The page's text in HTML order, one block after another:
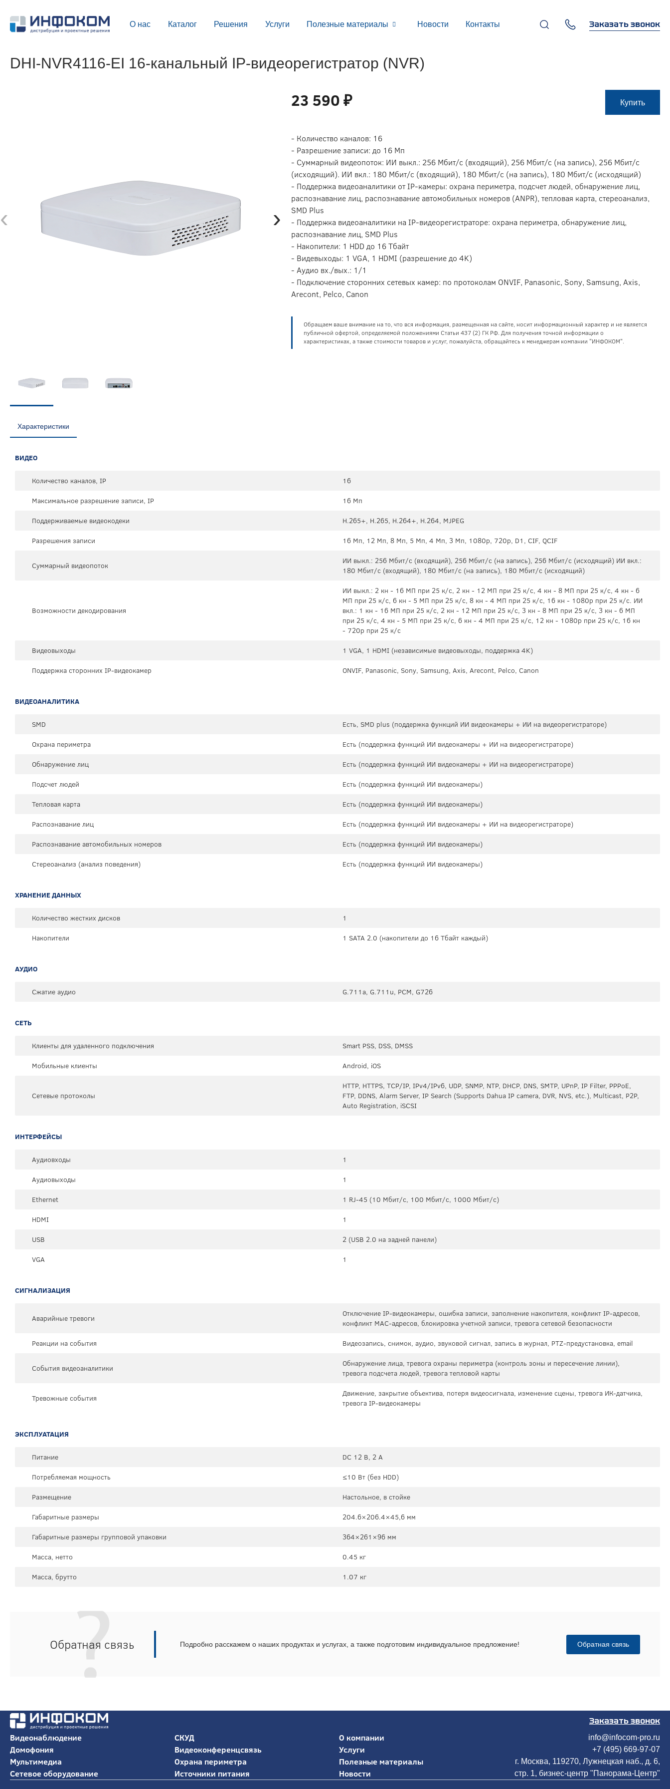
О нас Каталог Решения Услуги Полезные материалы Новости Контакты Заказать звонок
DHI-NVR4116-EI 16-канальный IP-видеорегистратор (NVR)
‹ ›
23 590 ₽ Купить
- Количество каналов: 16
- Разрешение записи: до 16 Мп
- Суммарный видеопоток: ИИ выкл.: 256 Мбит/с (входящий), 256 Мбит/с (на запись), 256 Мбит/с
(исходящий). ИИ вкл.: 180 Мбит/с (входящий), 180 Мбит/с (на запись), 180 Мбит/с (исходящий)
- Поддержка видеоаналитики от IP-камеры: охрана периметра, подсчет людей, обнаружение лиц,
распознавание лиц, распознавание автомобильных номеров (ANPR), тепловая карта, стереоанализ,
SMD Plus
- Поддержка видеоаналитики на IP-видеорегистраторе: охрана периметра, обнаружение лиц,
распознавание лиц, SMD Plus
- Накопители: 1 HDD до 16 Тбайт
- Видевыходы: 1 VGA, 1 HDMI (разрешение до 4K)
- Аудио вх./вых.: 1/1
- Подключение сторонних сетевых камер: по протоколам ONVIF, Panasonic, Sony, Samsung, Axis,
Arecont, Pelco, Canon
Обращаем ваше внимание на то, что вся информация, размещенная на сайте, носит информационный характер и не является
публичной офертой, определяемой положениями Статьи 437 (2) ГК РФ. Для получения точной информации о
характеристиках, а также стоимости товаров и услуг, пожалуйста, обращайтесь к менеджерам компании "ИНФОКОМ".
Характеристики
ВИДЕО
Количество каналов, IP
16
Максимальное разрешение записи, IP
16 Мп
Поддерживаемые видеокодеки
H.265+, H.265, H.264+, H.264, MJPEG
Разрешения записи
16 Мп, 12 Мп, 8 Мп, 5 Мп, 4 Мп, 3 Мп, 1080p, 720p, D1, CIF, QCIF
Суммарный видеопоток
ИИ выкл.: 256 Мбит/с (входящий), 256 Мбит/с (на запись), 256 Мбит/с (исходящий) ИИ вкл.:
180 Мбит/с (входящий), 180 Мбит/с (на запись), 180 Мбит/с (исходящий)
Возможности декодирования
ИИ выкл.: 2 кн - 16 МП при 25 к/с, 2 кн - 12 МП при 25 к/с, 4 кн - 8 МП при 25 к/с, 4 кн - 6
МП при 25 к/с, 6 кн - 5 МП при 25 к/с, 8 кн - 4 МП при 25 к/с, 16 кн - 1080p при 25 к/с. ИИ
вкл.: 1 кн - 16 МП при 25 к/с, 2 кн - 12 МП при 25 к/с, 3 кн - 8 МП при 25 к/с, 3 кн - 6 МП
при 25 к/с, 4 кн - 5 МП при 25 к/с, 6 кн - 4 МП при 25 к/с, 12 кн - 1080p при 25 к/с, 16 кн
- 720p при 25 к/с
Видеовыходы
1 VGA, 1 HDMI (независимые видеовыходы, поддержка 4K)
Поддержка сторонних IP-видеокамер
ONVIF, Panasonic, Sony, Samsung, Axis, Arecont, Pelco, Canon
ВИДЕОАНАЛИТИКА
SMD
Есть, SMD plus (поддержка функций ИИ видеокамеры + ИИ на видеорегистраторе)
Охрана периметра
Есть (поддержка функций ИИ видеокамеры + ИИ на видеорегистраторе)
Обнаружение лиц
Есть (поддержка функций ИИ видеокамеры + ИИ на видеорегистраторе)
Подсчет людей
Есть (поддержка функций ИИ видеокамеры)
Тепловая карта
Есть (поддержка функций ИИ видеокамеры)
Распознавание лиц
Есть (поддержка функций ИИ видеокамеры + ИИ на видеорегистраторе)
Распознавание автомобильных номеров
Есть (поддержка функций ИИ видеокамеры)
Стереоанализ (анализ поведения)
Есть (поддержка функций ИИ видеокамеры)
ХРАНЕНИЕ ДАННЫХ
Количество жестких дисков
1
Накопители
1 SATA 2.0 (накопители до 16 Тбайт каждый)
АУДИО
Сжатие аудио G.711a, G.711u, PCM, G726
СЕТЬ
Клиенты для удаленного подключения
Smart PSS, DSS, DMSS
Мобильные клиенты
Android, iOS
Сетевые протоколы
HTTP, HTTPS, TCP/IP, IPv4/IPv6, UDP, SNMP, NTP, DHCP, DNS, SMTP, UPnP, IP Filter, PPPoE,
FTP, DDNS, Alarm Server, IP Search (Supports Dahua IP camera, DVR, NVS, etc.), Multicast, P2P,
Auto Registration, iSCSI
ИНТЕРФЕЙСЫ
Аудиовходы
1
Аудиовыходы
1
Ethernet
1 RJ-45 (10 Мбит/с, 100 Мбит/с, 1000 Мбит/с)
HDMI
1
USB
2 (USB 2.0 на задней панели)
VGA
1
СИГНАЛИЗАЦИЯ
Аварийные тревоги
Отключение IP-видеокамеры, ошибка записи, заполнение накопителя, конфликт IP-адресов,
конфликт MAC-адресов, блокировка учетной записи, тревога сетевой безопасности
Реакции на события
Видеозапись, снимок, аудио, звуковой сигнал, запись в журнал, PTZ-предустановка, email
События видеоаналитики
Обнаружение лица, тревога охраны периметра (контроль зоны и пересечение линии),
тревога подсчета людей, тревога тепловой карты
Тревожные события
Движение, закрытие объектива, потеря видеосигнала, изменение сцены, тревога ИК-датчика,
тревога IP-видеокамеры
ЭКСПЛУАТАЦИЯ
Питание
DC 12 В, 2 А
Потребляемая мощность
≤10 Вт (без HDD)
Размещение
Настольное, в стойке
Габаритные размеры
204.6×206.4×45,6 мм
Габаритные размеры групповой упаковки
364×261×96 мм
Масса, нетто
0.45 кг
Масса, брутто
1.07 кг
Обратная связь Подробно расскажем о наших продуктах и услугах, а также подготовим индивидуальное предложение! Обратная связь
Заказать звонок
Видеонаблюдение
Домофония
Мультимедиа
Сетевое оборудование
СКУД
Видеоконференцсвязь
Охрана периметра
Источники питания
О компании
Услуги
Полезные материалы
Новости
info@infocom-pro.ru
+7 (495) 669-97-07
г. Москва, 119270, Лужнецкая наб., д. 6,
стр. 1, бизнес-центр "Панорама-Центр"